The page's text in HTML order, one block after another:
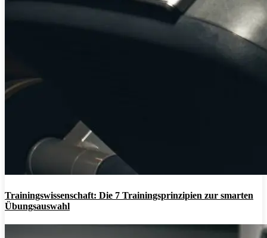
Trainingswissenschaft: Die 7 Trainingsprinzipien zur smarten
Übungsauswahl